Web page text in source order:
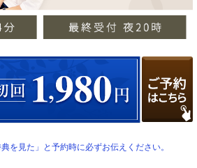
を見た」と予約時に必ずお伝えください。